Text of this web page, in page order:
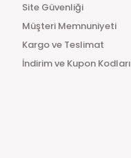
Site Güvenliği
Müşteri Memnuniyeti
Kargo ve Teslimat
İndirim ve Kupon Kodları